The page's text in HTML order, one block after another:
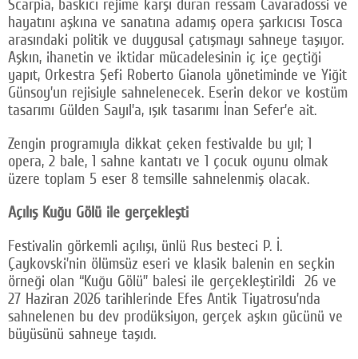
Scarpia, baskıcı rejime karşı duran ressam Cavaradossi ve
hayatını aşkına ve sanatına adamış opera şarkıcısı Tosca
arasındaki politik ve duygusal çatışmayı sahneye taşıyor.
Aşkın, ihanetin ve iktidar mücadelesinin iç içe geçtiği
yapıt, Orkestra Şefi Roberto Gianola yönetiminde ve Yiğit
Günsoy’un rejisiyle sahnelenecek. Eserin dekor ve kostüm
tasarımı Gülden Sayıl’a, ışık tasarımı İnan Sefer’e ait.
Zengin programıyla dikkat çeken festivalde bu yıl; 1
opera, 2 bale, 1 sahne kantatı ve 1 çocuk oyunu olmak
üzere toplam 5 eser 8 temsille sahnelenmiş olacak.
Açılış Kuğu Gölü ile gerçekleşti
Festivalin görkemli açılışı, ünlü Rus besteci P. İ.
Çaykovski’nin ölümsüz eseri ve klasik balenin en seçkin
örneği olan “Kuğu Gölü” balesi ile gerçekleştirildi 26 ve
27 Haziran 2026 tarihlerinde Efes Antik Tiyatrosu’nda
sahnelenen bu dev prodüksiyon, gerçek aşkın gücünü ve
büyüsünü sahneye taşıdı.